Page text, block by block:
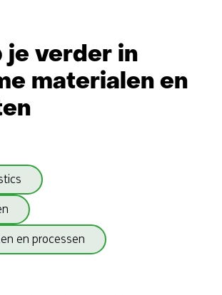
naar
navigatie
(Zo
je verder in
materialen en
onder
Duurzame
en processen